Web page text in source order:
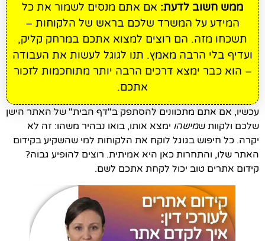
ממש חשוב לדעת: אם אתם מנסים לשמור את כל
המידע על המשרד שלכם בראש של הלקוחות –
תשכחו מזה. הם רוצים למצוא אתכם במרחק קליק,
ועדיף בלי הרבה מאמץ. תנו לגוגל לעשות את העבודה
– הוא כבר ימצא דרכים הרבה יותר מתוחכמות לזכור
אתכם.
עכשיו, אם אתם מתכוונים להסתפק ב"דף הבית" של האתר הישן
שלכם ולקוות שמישהו ימצא אותו, בואו נבהיר משהו: זה לא
יקרה. כל חיפוש בגוגל לוקח את הלקוחות למי שהשקיע בקידום
האתר שלו, והתחרות כאן היא אמיתית. רוצים להופיע גבוה?
קידום אתרים טוב יכול לקחת אתכם לשם.